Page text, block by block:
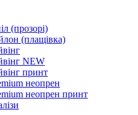
(прозорі)
(плащівка)
NEW
принт
неопрен
неопрен принт